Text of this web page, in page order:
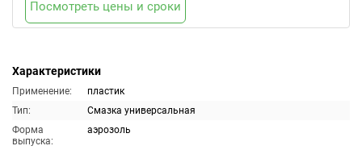
Характеристики
Применение:
пластик
Тип:
Смазка универсальная
Форма
выпуска:
аэрозоль
Посмотреть цены и сроки